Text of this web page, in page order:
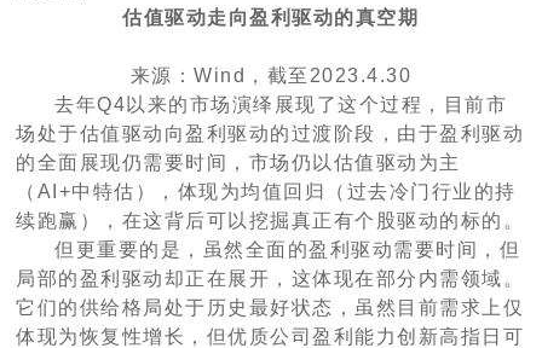
估值驱动走向盈利驱动的真空期
来源：Wind，截至2023.4.30
去年Q4以来的市场演绎展现了这个过程，目前市
场处于估值驱动向盈利驱动的过渡阶段，由于盈利驱动
的全面展现仍需要时间，市场仍以估值驱动为主
（AI+中特估），体现为均值回归（过去冷门行业的持
续跑赢），在这背后可以挖掘真正有个股驱动的标的。
但更重要的是，虽然全面的盈利驱动需要时间，但
局部的盈利驱动却正在展开，这体现在部分内需领域。
它们的供给格局处于历史最好状态，虽然目前需求上仅
体现为恢复性增长，但优质公司盈利能力创新高指日可